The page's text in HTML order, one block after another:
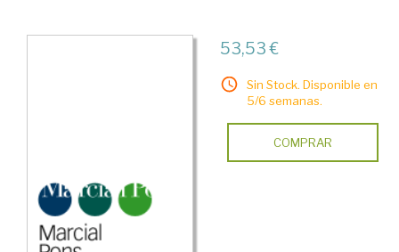
53,53 €
Sin Stock. Disponible en
5/6 semanas.
COMPRAR